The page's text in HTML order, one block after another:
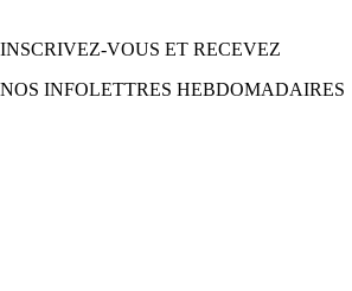
INSCRIVEZ-VOUS ET RECEVEZ
NOS INFOLETTRES HEBDOMADAIRES